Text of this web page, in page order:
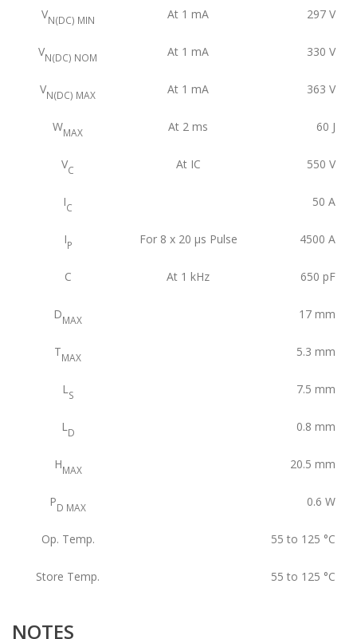
VN(DC) MIN At 1 mA 297 V
VN(DC) NOM At 1 mA 330 V
VN(DC) MAX At 1 mA 363 V
WMAX At 2 ms 60 J
VC At IC 550 V
IC 50 A
IP For 8 x 20 μs Pulse 4500 A
C At 1 kHz 650 pF
DMAX 17 mm
TMAX 5.3 mm
LS 7.5 mm
LD 0.8 mm
HMAX 20.5 mm
PD MAX 0.6 W
Op. Temp. 55 to 125 °C
Store Temp. 55 to 125 °C
NOTES